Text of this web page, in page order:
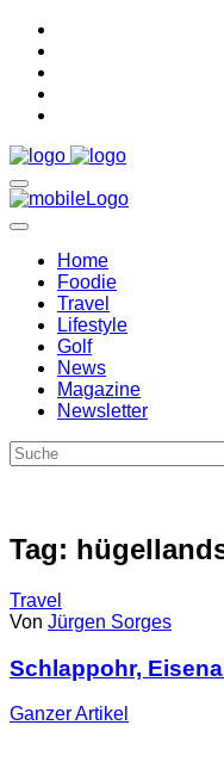
Home
Foodie
Travel
Lifestyle
Golf
News
Magazine
Newsletter
Tag:
Travel
Von Jürgen Sorges
Schlappohr,
GanzerArtikel